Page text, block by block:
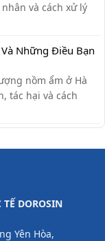
và cách xử lý
nhà luôn khô ráo.
Những Điều Bạn
nồm ẩm ở Hà
tác hại và cách
sức khỏe.
DOROSIN
Yên Hòa,